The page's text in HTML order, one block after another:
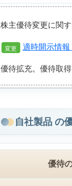
株主優待変更に関
適時開示情報
優待拡充。優待取
自社製品 の
優待